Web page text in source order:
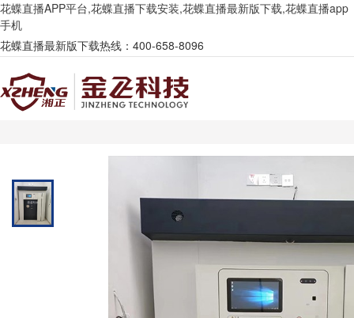
花蝶直播APP平台,花蝶直播下载安装,花蝶直播最新版下载,花蝶直播app
手机
花蝶直播最新版下载热线：400-658-8096